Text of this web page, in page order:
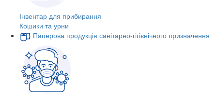
Інвентар для прибирання
Кошики та урни
Паперова продукція санітарно-гігієнічного призначення